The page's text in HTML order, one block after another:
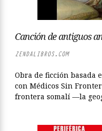
Canción de antiguos
ZENDALIBROS.COM
Obra de ficción basada
con Médicos Sin
frontera somalí —la